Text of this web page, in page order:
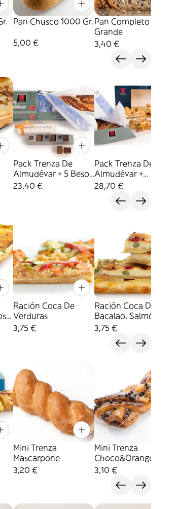
Pan Chusco 1000 Gr.
5,00 €
Pan Completo
Grande
3,40 €
Pack Trenza De
Almudévar + 5 Besos
De Aragón
23,40 €
Pack Trenza De
Almudévar +
Trenzada Graus
28,70 €
Ración Coca De
Verduras
3,75 €
Ración Coca De
Bacalao, Salmón Y
Trigueros
3,75 €
Mini Trenza
Mascarpone
3,20 €
Mini Trenza
Choco&Orange
3,10 €